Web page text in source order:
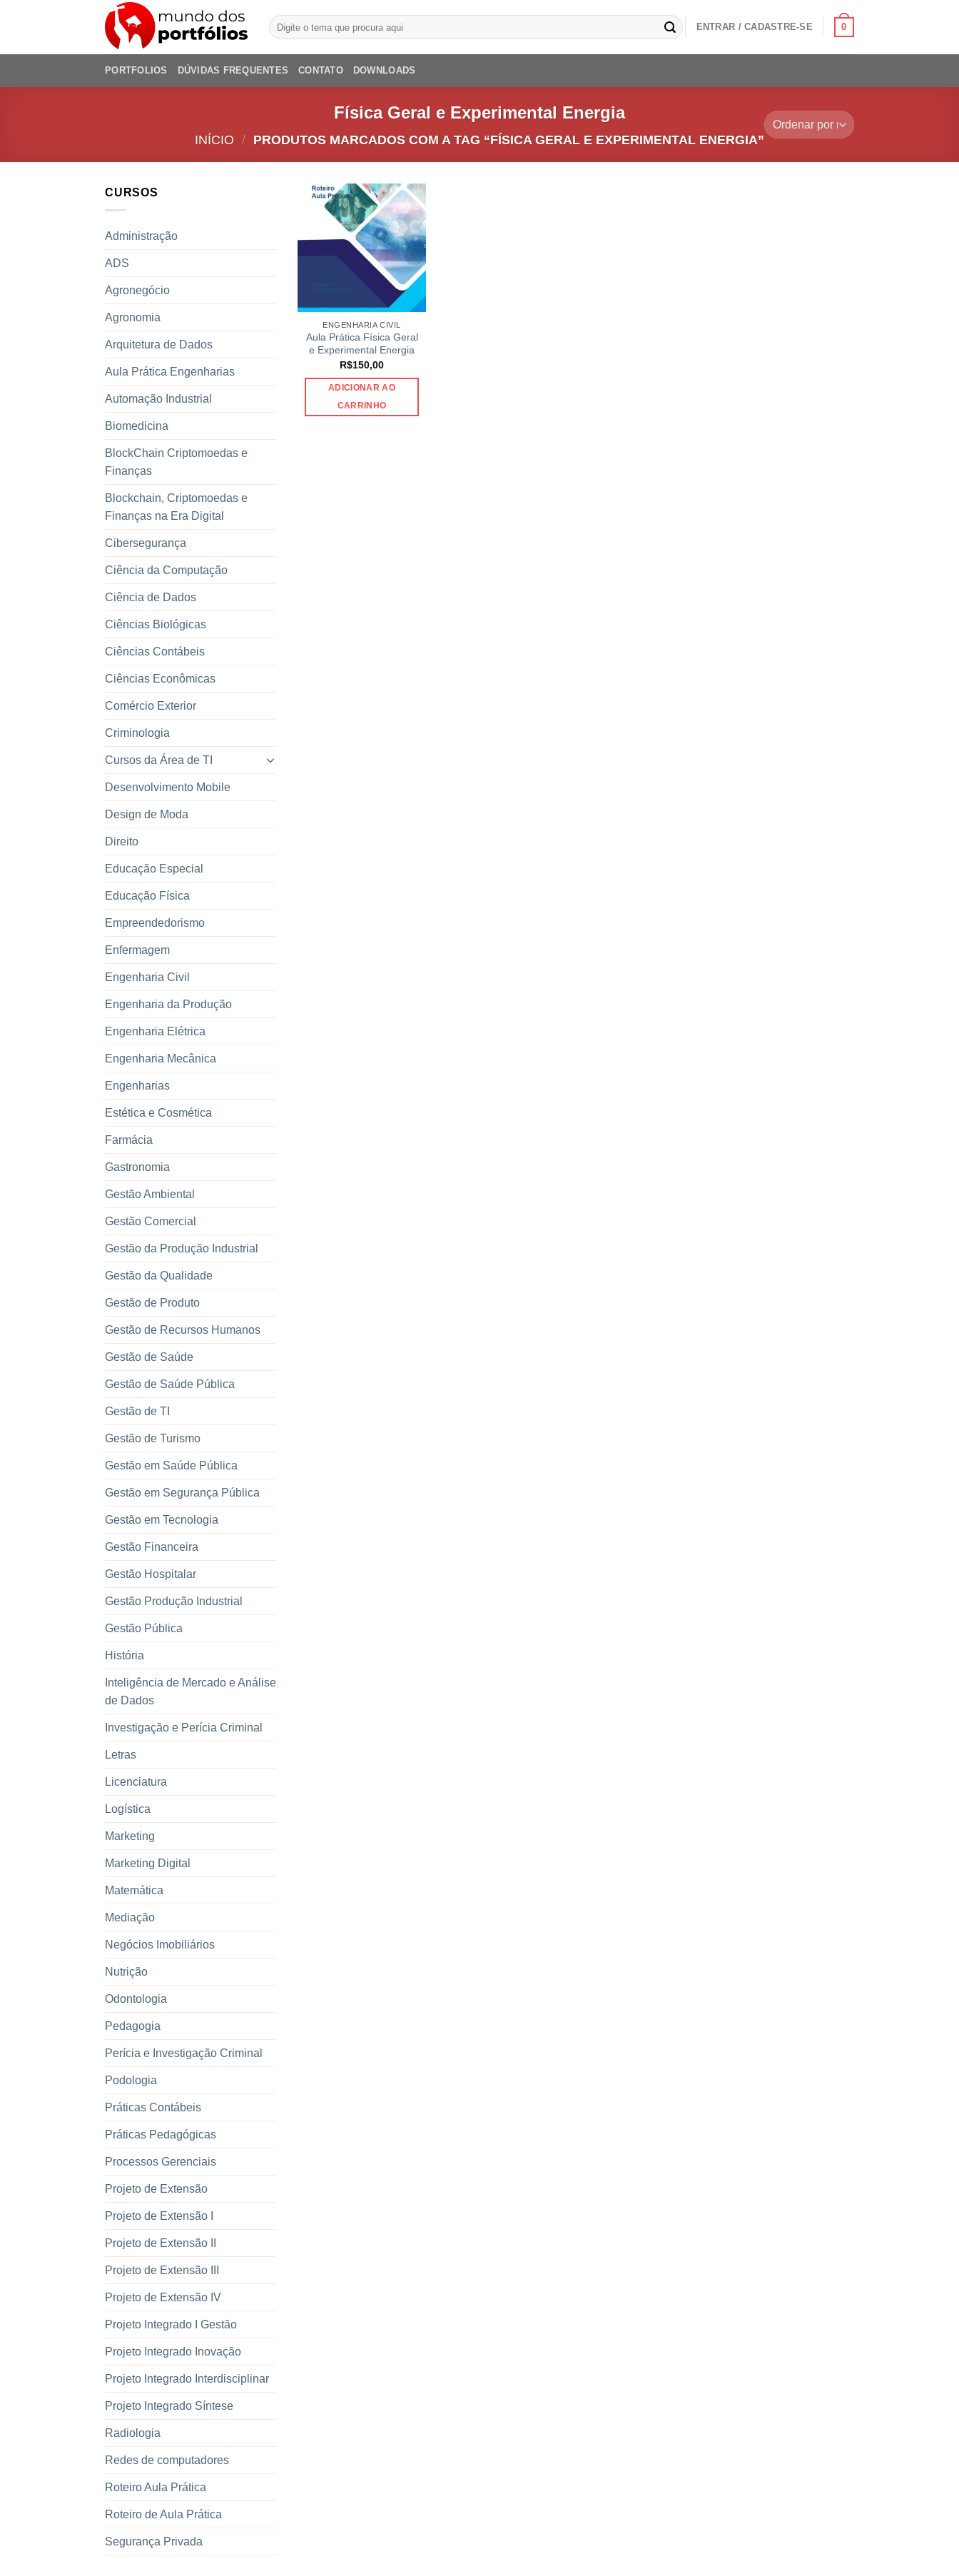
Pesquisar
por:
ENTRAR / CADASTRE-SE 0
PORTFOLIOS DÚVIDAS FREQUENTES CONTATO DOWNLOADS
Física Geral e Experimental Energia
INÍCIO / PRODUTOS MARCADOS COM A TAG “FÍSICA GERAL E EXPERIMENTAL ENERGIA”
CURSOS
Administração
ADS
Agronegócio
Agronomia
Arquitetura de Dados
Aula Prática Engenharias
Automação Industrial
Biomedicina
BlockChain Criptomoedas e
Finanças
Blockchain, Criptomoedas e
Finanças na Era Digital
Cibersegurança
Ciência da Computação
Ciência de Dados
Ciências Biológicas
Ciências Contábeis
Ciências Econômicas
Comércio Exterior
Criminologia
Cursos da Área de TI
Desenvolvimento Mobile
Design de Moda
Direito
Educação Especial
Educação Física
Empreendedorismo
Enfermagem
Engenharia Civil
Engenharia da Produção
Engenharia Elétrica
Engenharia Mecânica
Engenharias
Estética e Cosmética
Farmácia
Gastronomia
Gestão Ambiental
Gestão Comercial
Gestão da Produção Industrial
Gestão da Qualidade
Gestão de Produto
Gestão de Recursos Humanos
Gestão de Saúde
Gestão de Saúde Pública
Gestão de TI
Gestão de Turismo
Gestão em Saúde Pública
Gestão em Segurança Pública
Gestão em Tecnologia
Gestão Financeira
Gestão Hospitalar
Gestão Produção Industrial
Gestão Pública
História
Inteligência de Mercado e Análise
de Dados
Investigação e Perícia Criminal
Letras
Licenciatura
Logística
Marketing
Marketing Digital
Matemática
Mediação
Negócios Imobiliários
Nutrição
Odontologia
Pedagogia
Perícia e Investigação Criminal
Podologia
Práticas Contábeis
Práticas Pedagógicas
Processos Gerenciais
Projeto de Extensão
Projeto de Extensão I
Projeto de Extensão II
Projeto de Extensão III
Projeto de Extensão IV
Projeto Integrado I Gestão
Projeto Integrado Inovação
Projeto Integrado Interdisciplinar
Projeto Integrado Síntese
Radiologia
Redes de computadores
Roteiro Aula Prática
Roteiro de Aula Prática
Segurança Privada
ENGENHARIA CIVIL
Aula Prática Física Geral
e Experimental Energia
R$150,00
ADICIONAR AO
CARRINHO